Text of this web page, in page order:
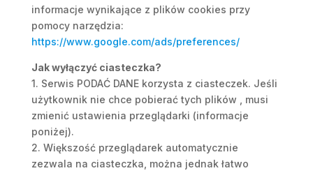
informacje wynikające z plików cookies przy
pomocy narzędzia:
https://www.google.com/ads/preferences/
Jak wyłączyć ciasteczka?
1. Serwis PODAĆ DANE korzysta z ciasteczek. Jeśli
użytkownik nie chce pobierać tych plików , musi
zmienić ustawienia przeglądarki (informacje
poniżej).
2. Większość przeglądarek automatycznie
zezwala na ciasteczka, można jednak łatwo